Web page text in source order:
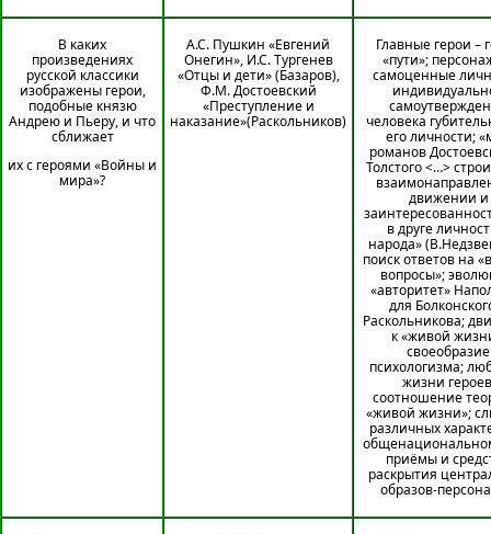
В каких
произведениях
русской классики
изображены герои,
подобные князю
Андрею и Пьеру, и что
сближает
их с героями «Войны и
мира»?
А.С. Пушкин «Евгений
Онегин», И.С. Тургенев
«Отцы и дети» (Базаров),
Ф.М. Достоевский
«Преступление и
наказание»(Раскольников)
Главные герои –
«пути»;
самоценные
человека
его личности;
романов
Толстого <…>
движении и
в друге
народа»
поиск ответов на
вопросы»;
«авторитет»
для
Раскольникова;
к «живой
своеобразие
психологизма;
жизни
соотношение
«живой жизни»;
различных
приёмы и
раскрытия
образов-